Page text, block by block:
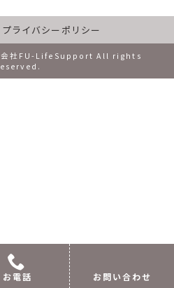
プライバシーポリシー
社FU-LifeSupport All rights
お電話 お問い合わせ